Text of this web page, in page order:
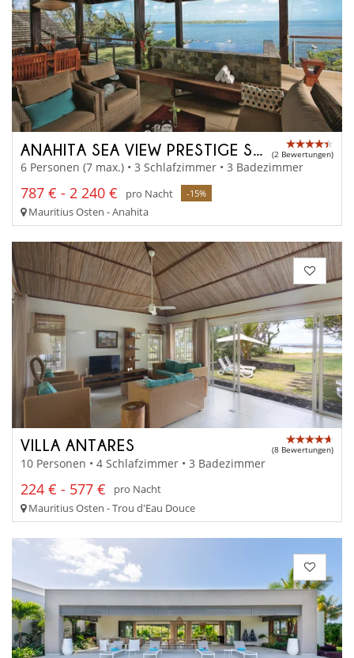
ANAHITA SEA VIEW PRESTIGE SUITE (2 Bewertungen)
6 Personen (7 max.) • 3 Schlafzimmer • 3 Badezimmer
787 € - 2 240 € pro Nacht -15%
Mauritius Osten - Anahita
VILLA ANTARES (8 Bewertungen)
10 Personen • 4 Schlafzimmer • 3 Badezimmer
224 € - 577 €
pro Nacht
Mauritius Osten - Trou d'Eau Douce